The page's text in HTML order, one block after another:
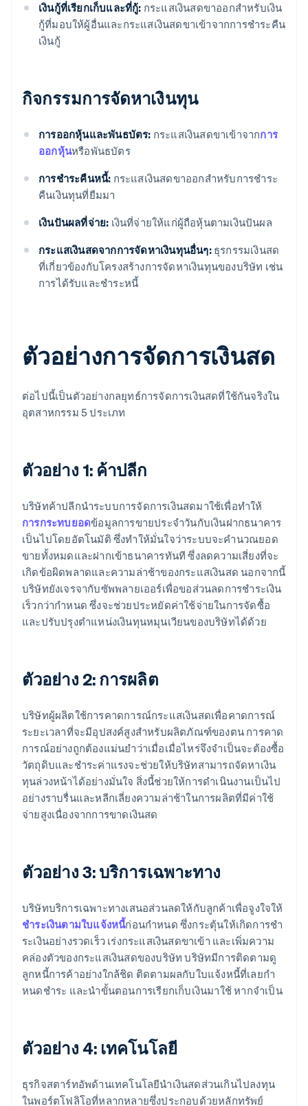
เงินกู้ที่เรียกเก็บและที่กู้: กระแสเงินสดขาออกสําหรับเงิน
กู้ที่มอบให้ผู้อื่นและกระแสเงินสดขาเข้าจากการชําระคืน
เงินกู้
กิจกรรมการจัดหาเงินทุน
การออกหุ้นและพันธบัตร: กระแสเงินสดขาเข้าจากการ
ออกหุ้นหรือพันธบัตร
การชําระคืนหนี้: กระแสเงินสดขาออกสําหรับการชําระ
คืนเงินทุนที่ยืมมา
เงินปันผลที่จ่าย: เงินที่จ่ายให้แก่ผู้ถือหุ้นตามเงินปันผล
กระแสเงินสดจากการจัดหาเงินทุนอื่นๆ:ธุรกรรมเงินสด
ที่เกี่ยวข้องกับโครงสร้างการจัดหาเงินทุนของบริษัท เช่น
การได้รับและชําระหนี้
ตัวอย่างการจัดการเงินสด
ต่อไปนี้เป็นตัวอย่างกลยุทธ์การจัดการเงินสดที่ใช้กันจริงใน
อุตสาหกรรม 5 ประเภท
ตัวอย่าง 1: ค้าปลีก
บริษัทค้าปลีกนำระบบการจัดการเงินสดมาใช้เพื่อทำให้
การกระทบยอดข้อมูลการขายประจําวันกับเงินฝากธนาคาร
เป็นไปโดยอัตโนมัติ ซึ่งทำให้มั่นใจว่าระบบจะคำนวณยอด
ขายทั้งหมดและฝากเข้าธนาคารทันที ซึ่งลดความเสี่ยงที่จะ
เกิดข้อผิดพลาดและความล่าช้าของกระแสเงินสด นอกจากนี้
บริษัทยังเจรจากับซัพพลายเออร์เพื่อขอส่วนลดการชําระเงิน
เร็วกว่ากำหนด ซึ่งจะช่วยประหยัดค่าใช้จ่ายในการจัดซื้อ
และปรับปรุงตําแหน่งเงินทุนหมุนเวียนของบริษัทได้ด้วย
ตัวอย่าง 2: การผลิต
บริษัทผู้ผลิตใช้การคาดการณ์กระแสเงินสดเพื่อคาดการณ์
ระยะเวลาที่จะมีอุปสงค์สูงสําหรับผลิตภัณฑ์ของตน การคาด
การณ์อย่างถูกต้องแม่นยําว่าเมื่อเมื่อไหร่จึงจําเป็นจะต้องซื้อ
วัตถุดิบและชําระค่าแรงจะช่วยให้บริษัทสามารถจัดหาเงิน
ทุนล่วงหน้าได้อย่างมั่นใจ สิ่งนี้ช่วยให้การดําเนินงานเป็นไป
อย่างราบรื่นและหลีกเลี่ยงความล่าช้าในการผลิตที่มีค่าใช้
จ่ายสูงเนื่องจากการขาดเงินสด
ตัวอย่าง 3: บริการเฉพาะทาง
บริษัทบริการเฉพาะทางเสนอส่วนลดให้กับลูกค้าเพื่อจูงใจให้
ชําระเงินตามใบแจ้งหนี้ก่อนกำหนด ซึ่งกระตุ้นให้เกิดการชํา
ระเงินอย่างรวดเร็ว เร่งกระแสเงินสดขาเข้า และเพิ่มความ
คล่องตัวของกระแสเงินสดของบริษัท บริษัทมีการติดตามดู
ลูกหนี้การค้าอย่างใกล้ชิด ติดตามผลกับใบแจ้งหนี้ที่เลยกํา
หนดชําระ และนําขั้นตอนการเรียกเก็บเงินมาใช้ หากจําเป็น
ตัวอย่าง 4: เทคโนโลยี
ธุรกิจสตาร์ทอัพด้านเทคโนโลยีนำเงินสดส่วนเกินไปลงทุน
ในพอร์ตโฟลิโอที่หลากหลายซึ่งประกอบด้วยหลักทรัพย์